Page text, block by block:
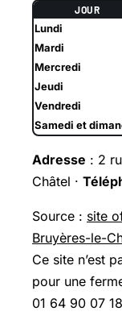
JOUR
Lundi
Mardi
Mercredi
Jeudi
Vendredi
Samedi et
Adresse : 2
Châtel ·
Source : site
Bruyères-le-
Ce site n’est
pour une
01 64 90 07